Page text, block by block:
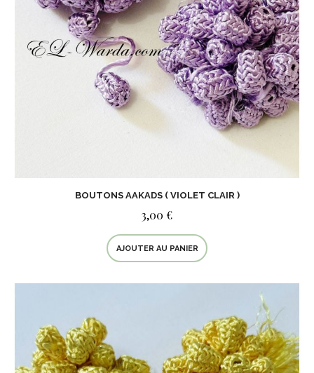
BOUTONS AAKADS ( VIOLET CLAIR )
3,00 €
AJOUTER AU PANIER